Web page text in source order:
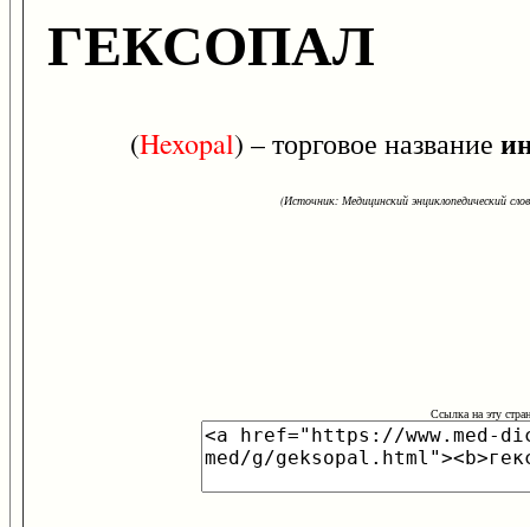
ГЕКСОПАЛ
(Hexopal) – торговое название
(Источник: Медицинский энциклопедический
Ссылка на эту